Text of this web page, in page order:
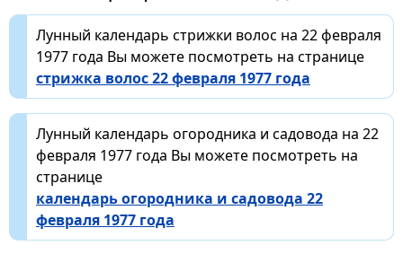
Лунный календарь стрижки волос на 22 февраля
1977 года Вы можете посмотреть на странице
стрижка волос 22 февраля 1977 года
Лунный календарь огородника и садовода на 22
февраля 1977 года Вы можете посмотреть на
странице
календарь огородника и садовода 22
февраля 1977 года